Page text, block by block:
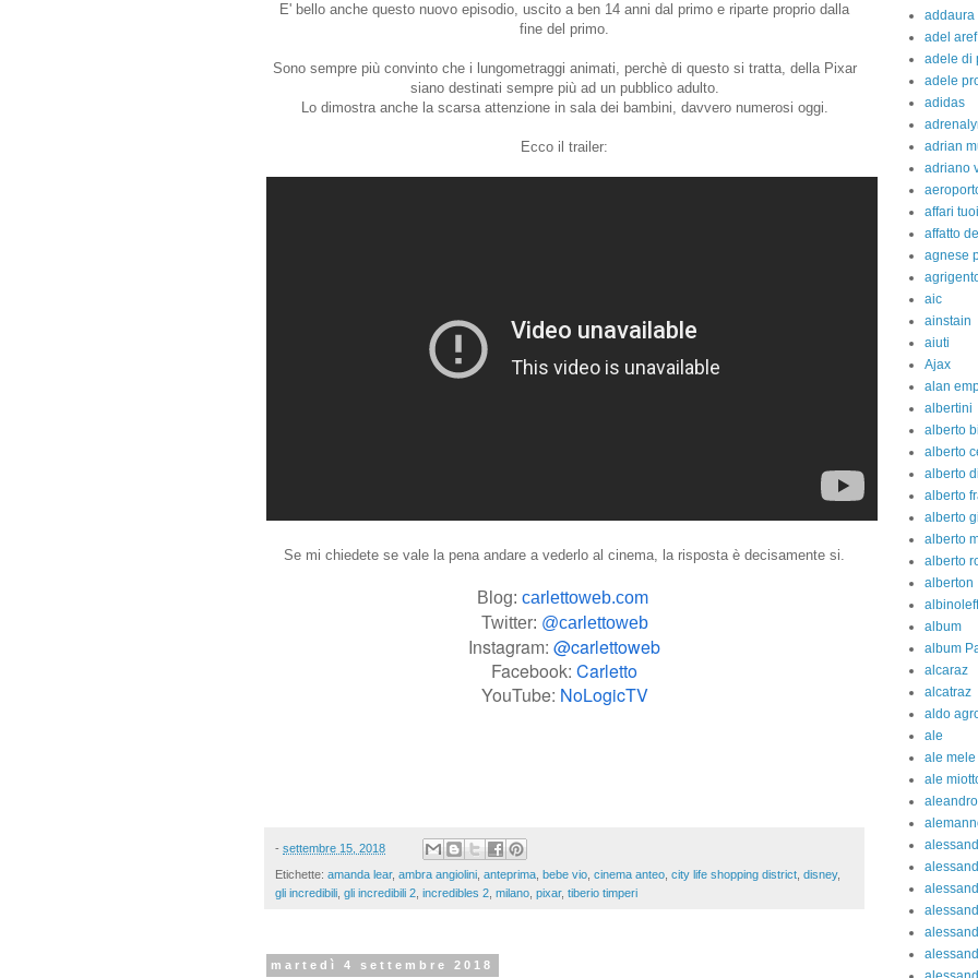
E' bello anche questo nuovo episodio, uscito a ben 14 anni dal primo e riparte proprio dalla
fine del primo.
Sono sempre più convinto che i lungometraggi animati, perchè di questo si tratta, della Pixar
siano destinati sempre più ad un pubblico adulto.
Lo dimostra anche la scarsa attenzione in sala dei bambini, davvero numerosi oggi.
Ecco il trailer:
Se mi chiedete se vale la pena andare a vederlo al cinema, la risposta è decisamente si.
Blog: carlettoweb.com
Twitter: @carlettoweb
Instagram: @carlettoweb
Facebook: Carletto
YouTube: NoLogicTV
- settembre 15, 2018
Etichette: amanda lear, ambra angiolini anteprima bebe vio cinema anteo city life shopping district disney,
gli incredibili gli incredibili 2 incredibles 2 milano pixar, tiberio timperi
martedì 4 settembre 2018
addaura
adel aref
adele di
adele
adidas
adrian
adriano
affari tuoi
affatto
agnese
aic
ainstain
aiuti
Ajax
alan
albertini
alberto
alberto
alberto
alberto
alberto
alberto
alberto
alberton
album
album
alcaraz
alcatraz
aldo
ale
ale mele
ale